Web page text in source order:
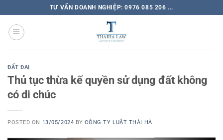
TƯ VẤN DOANH NGHIỆP: 0976 085 206 ...
ĐẤT ĐAI
Thủ tục thừa kế quyền sử dụng đất không
có di chúc
POSTED ON 13/05/2024 BYCÔNG TY LUẬT THÁI HÀ